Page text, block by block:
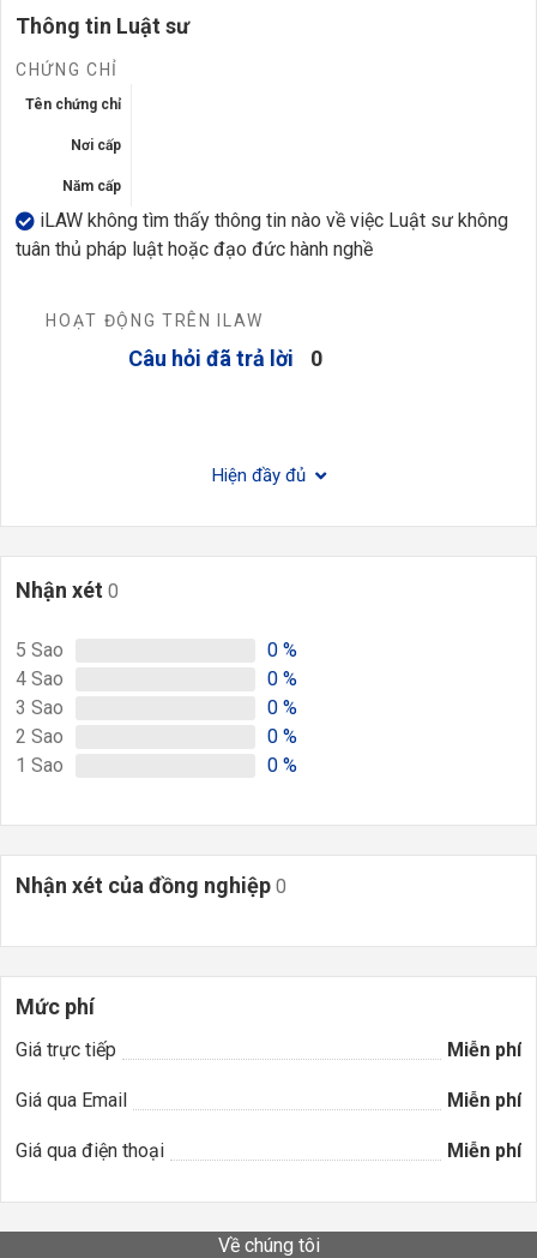
Thông tin Luật sư
CHỨNG CHỈ
Tên chứng chỉ
Nơi cấp
Năm cấp
iLAW không tìm thấy thông tin nào về việc Luật sư không
tuân thủ pháp luật hoặc đạo đức hành nghề
HOẠT ĐỘNG TRÊN ILAW
Câu hỏi đã trả lời 0
Hiện đầy đủ
Nhận xét 0
5 Sao 0 %
4 Sao 0 %
3 Sao 0 %
2 Sao 0 %
1 Sao 0 %
Nhận xét của đồng nghiệp 0
Mức phí
Giá trực tiếp Miễn phí
Giá qua Email Miễn phí
Giá qua điện thoại Miễn phí
Về chúng tôi